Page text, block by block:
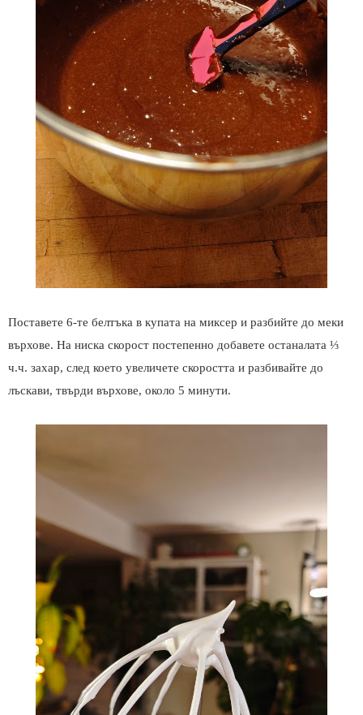
Поставете 6-те белтъка в купата на миксер и разбийте до меки
върхове. На ниска скорост постепенно добавете останалата ⅓
ч.ч. захар, след което увеличете скоростта и разбивайте до
лъскави, твърди върхове, около 5 минути.